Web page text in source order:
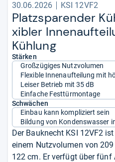
30.06.2026 KSI 12VF2
Platz­spa­ren­der
xibler
Küh­lung
Stärken
Großzügiges Nutzvolumen
Flexible Innenaufteilung mit
Leiser Betrieb mit 35 dB
Einfache Festtürmontage
Schwächen
Einbau kann kompliziert sein
Bildung von Kondenswasser
Der Bauknecht KSI 12VF2
einem Nutzvolumen von
122 cm. Er verfügt über